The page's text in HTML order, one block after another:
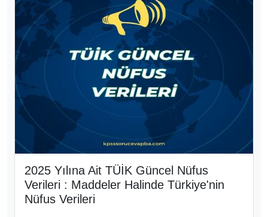
2025 Yılına Ait TÜİK Güncel Nüfus
Verileri : Maddeler Halinde Türkiye'nin
Nüfus Verileri